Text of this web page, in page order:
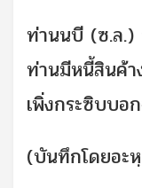
ท่านนบี (ซ.ล.)
ท่านมีหนี้สินค้
เพิ่งกระซิบบอ
(บันทึกโดยอะ